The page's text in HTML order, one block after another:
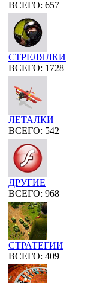
ВСЕГО: 657
СТРЕЛЯЛКИ
ВСЕГО: 1728
ЛЕТАЛКИ
ВСЕГО: 542
ДРУГИЕ
ВСЕГО: 968
СТРАТЕГИИ
ВСЕГО: 409